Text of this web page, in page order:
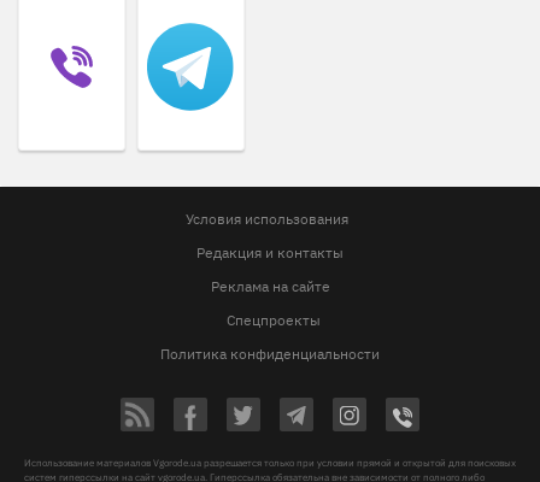
Условия использования
Редакция и контакты
Реклама на сайте
Спецпроекты
Политика конфиденциальности
Использование материалов Vgorode.ua разрешается только при условии прямой и открытой для поисковых
систем гиперссылки на сайт vgorode.ua. Гиперссылка обязательна вне зависимости от полного либо